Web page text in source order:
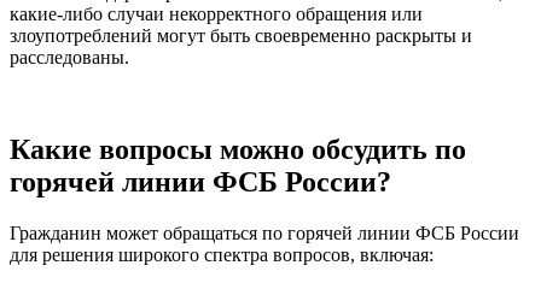
какие-либо случаи некорректного обращения или
злоупотреблений могут быть своевременно раскрыты и
расследованы.
Какие вопросы можно обсудить по
горячей линии ФСБ России?
Гражданин может обращаться по горячей линии ФСБ России
для решения широкого спектра вопросов, включая: